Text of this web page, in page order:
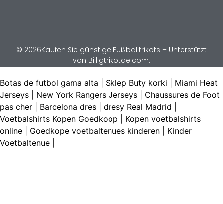
© 2026Kaufen Sie günstige Fußballtrikots – Unterstützt
von Billigtrikotde.com.
Botas de futbol gama alta Sklep Buty korki
Miami Heat
Jerseys
New York Rangers Jerseys
Chaussures de Foot
pas cher
Barcelona dres dresy Real Madrid
Voetbalshirts Kopen Goedkoop
Kopen voetbalshirts
online
Goedkope voetbaltenues kinderen
Kinder
Voetbaltenue